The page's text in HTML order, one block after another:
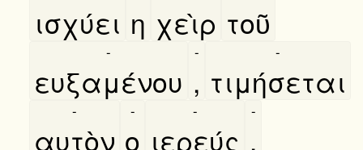
ισχύει η χεὶρ τοῦ
ευξαμένου
-
,
-
τιμήσεται
-
αυτὸν
-
ο
-
ιερεύς
-
.
-